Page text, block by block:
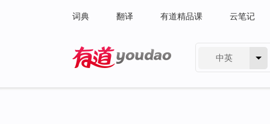
词典 翻译 有道精品课 云笔记
中英